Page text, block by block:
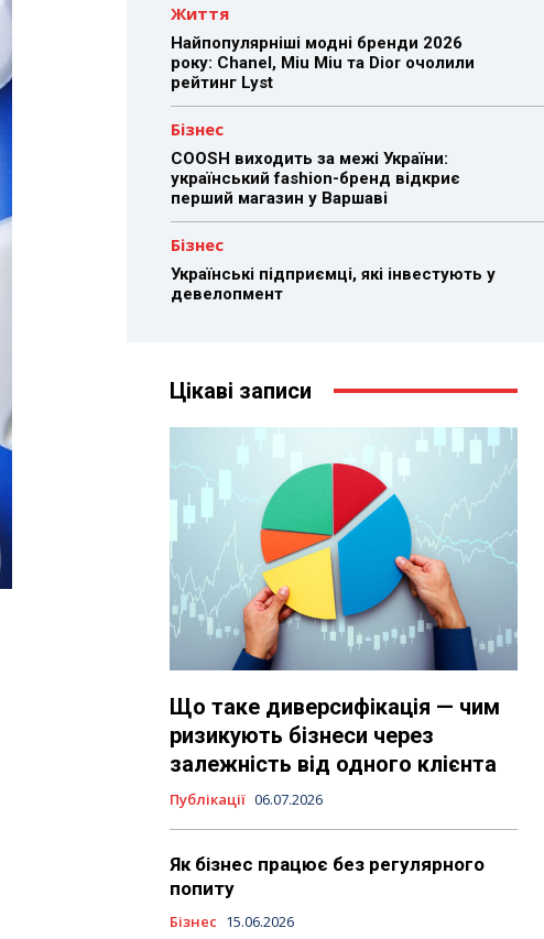
Життя
Найпопулярніші модні бренди 2026
року: Chanel, Miu Miu та Dior очолили
рейтинг Lyst
Бізнес
COOSH виходить за межі України:
український fashion-бренд відкриє
перший магазин у Варшаві
Бізнес
Українські підприємці, які інвестують у
девелопмент
Цікаві записи
Що таке диверсифікація — чим
ризикують бізнеси через
залежність від одного клієнта
Публікації 06.07.2026
Як бізнес працює без регулярного
попиту
Бізнес 15.06.2026